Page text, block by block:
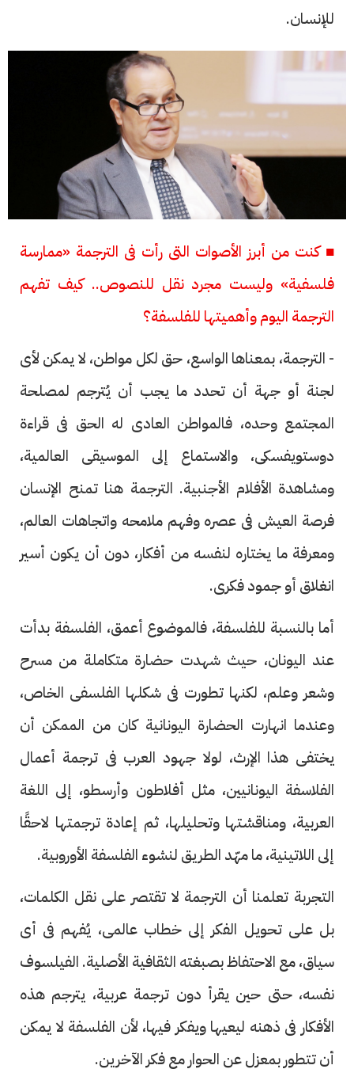
للإنسان.
■ كنت من أبرز الأصوات التى رأت فى الترجمة «ممارسة
فلسفية» وليست مجرد نقل للنصوص.. كيف تفهم
الترجمة اليوم وأهميتها للفلسفة؟
- الترجمة، بمعناها الواسع، حق لكل مواطن، لا يمكن لأى
لجنة أو جهة أن تحدد ما يجب أن يُترجم لمصلحة
المجتمع وحده، فالمواطن العادى له الحق فى قراءة
دوستويفسكى، والاستماع إلى الموسيقى العالمية،
ومشاهدة الأفلام الأجنبية. الترجمة هنا تمنح الإنسان
فرصة العيش فى عصره وفهم ملامحه واتجاهات العالم،
ومعرفة ما يختاره لنفسه من أفكار، دون أن يكون أسير
انغلاق أو جمود فكرى.
أما بالنسبة للفلسفة، فالموضوع أعمق، الفلسفة بدأت
عند اليونان، حيث شهدت حضارة متكاملة من مسرح
وشعر وعلم، لكنها تطورت فى شكلها الفلسفى الخاص،
وعندما انهارت الحضارة اليونانية كان من الممكن أن
يختفى هذا الإرث، لولا جهود العرب فى ترجمة أعمال
الفلاسفة اليونانيين، مثل أفلاطون وأرسطو، إلى اللغة
العربية، ومناقشتها وتحليلها، ثم إعادة ترجمتها لاحقًا
إلى اللاتينية، ما مهّد الطريق لنشوء الفلسفة الأوروبية.
التجربة تعلمنا أن الترجمة لا تقتصر على نقل الكلمات،
بل على تحويل الفكر إلى خطاب عالمى، يُفهم فى أى
سياق، مع الاحتفاظ بصبغته الثقافية الأصلية. الفيلسوف
نفسه، حتى حين يقرأ دون ترجمة عربية، يترجم هذه
الأفكار فى ذهنه ليعيها ويفكر فيها، لأن الفلسفة لا يمكن
أن تتطور بمعزل عن الحوار مع فكر الآخرين.